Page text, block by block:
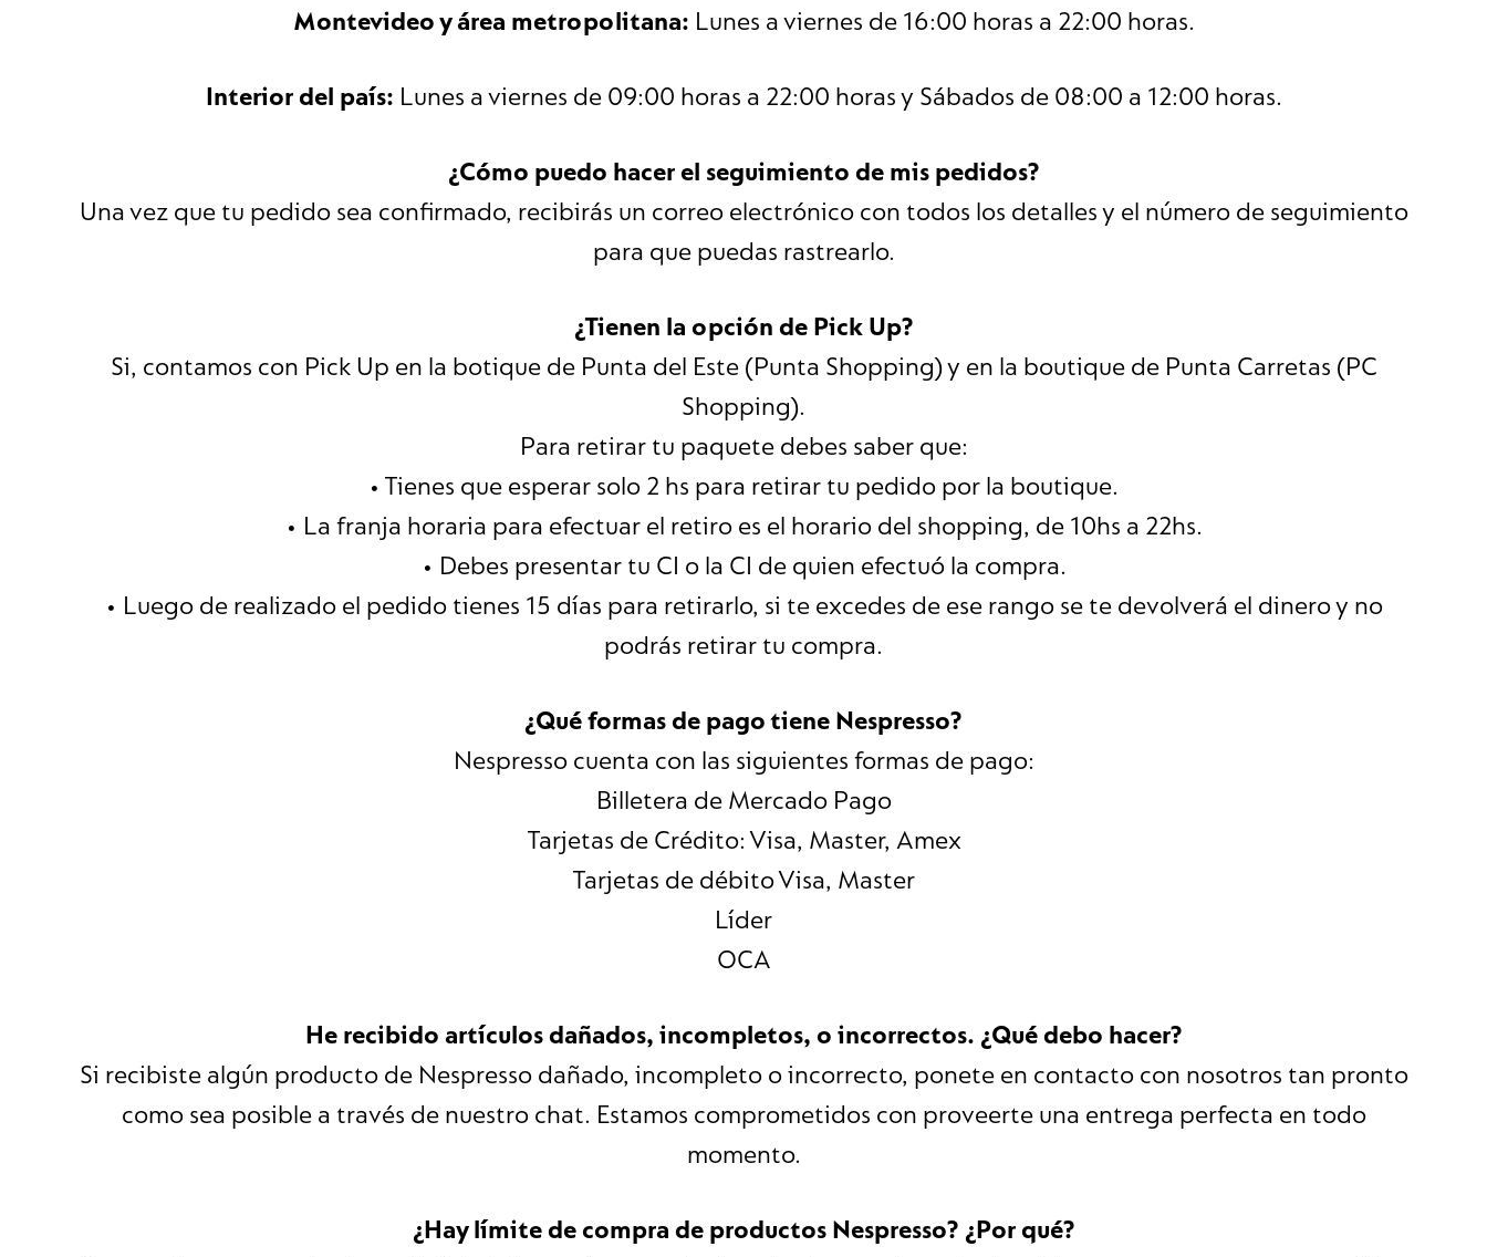
Montevideo y área metropolitana: Lunes a viernes de 16:00 horas a 22:00 horas.
Interior del país: Lunes a viernes de 09:00 horas a 22:00 horas y Sábados de 08:00 a 12:00 horas.
¿Cómo puedo hacer el seguimiento de mis pedidos?
Una vez que tu pedido sea confirmado, recibirás un correo electrónico con todos los detalles y el número de seguimiento
para que puedas rastrearlo.
¿Tienen la opción de Pick Up?
Si, contamos con Pick Up en la botique de Punta del Este (Punta Shopping) y en la boutique de Punta Carretas (PC
Shopping).
Para retirar tu paquete debes saber que:
• Tienes que esperar solo 2 hs para retirar tu pedido por la boutique.
• La franja horaria para efectuar el retiro es el horario del shopping, de 10hs a 22hs.
• Debes presentar tu CI o la CI de quien efectuó la compra.
• Luego de realizado el pedido tienes 15 días para retirarlo, si te excedes de ese rango se te devolverá el dinero y no
podrás retirar tu compra.
¿Qué formas de pago tiene Nespresso?
Nespresso cuenta con las siguientes formas de pago:
Billetera de Mercado Pago
Tarjetas de Crédito: Visa, Master, Amex
Tarjetas de débito Visa, Master
Líder
OCA
He recibido artículos dañados, incompletos, o incorrectos. ¿Qué debo hacer?
Si recibiste algún producto de Nespresso dañado, incompleto o incorrecto, ponete en contacto con nosotros tan pronto
como sea posible a través de nuestro chat. Estamos comprometidos con proveerte una entrega perfecta en todo
momento.
¿Hay límite de compra de productos Nespresso? ¿Por qué?